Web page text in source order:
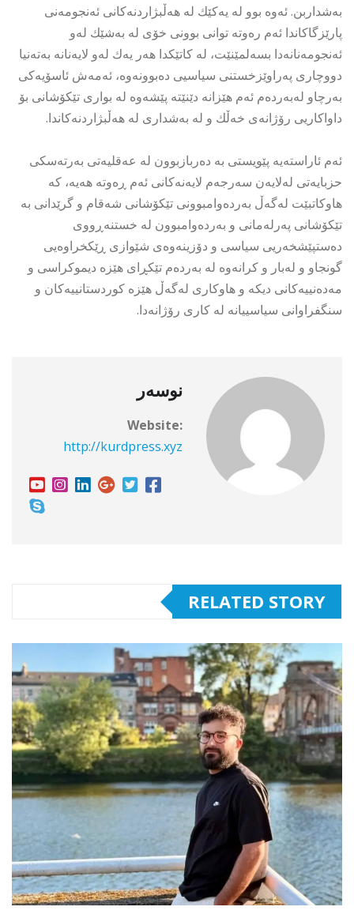
بەشداربن. ئەوە بوو لە یەكێك لە هەڵبژاردنەكانی ئەنجومەنی
پارێزگاكاندا ئەم رەوتە توانی بوونی خۆی لە بەشێك لەو
ئەنجومەنانەدا بسەلمێنێت، لە كاتێكدا هەر یەك لەو لایەنانە بەتەنیا
دووچاری پەراوێزخستنی سیاسیی دەبوونەوە، ئەمەش ئاسۆیەكی
بەرچاو لەبەردەم ئەم هێزانە دێنێتە پێشەوە لە بواری تێكۆشانی بۆ
داواكاریی رۆژانەی خەڵك و لە بەشداری لە هەڵبژاردنەكاندا.
ئەم ئاراستەیە پێویستی بە دەربازبوون لە عەقلیەتی بەرتەسكی
حزبایەتی لەلایەن سەرجەم لایەنەكانی ئەم ڕەوتە هەیە، كە
هاوكاتبێت لەگەڵ بەردەوامبوونی تێكۆشانی شەقام و گرێدانی بە
تێكۆشانی پەرلەمانی و بەردەوامبوون لە خستنەڕووی
دەستپێشخەریی سیاسی و دۆزینەوەی شێوازی ڕێكخراوەیی
گونجاو و لەبار و كرانەوە لە بەردەم تێكڕای هێزە دیموكراسی و
مەدەنییەكانی دیكە و هاوكاری لەگەڵ هێزە كوردستانییەكان و
سنگفراوانی سیاسییانە لە كاری رۆژانەدا.
نوسەر
Website:
http://kurdpress.xyz
RELATED STORY